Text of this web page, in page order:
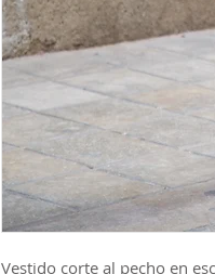
Vestido corte al pecho en